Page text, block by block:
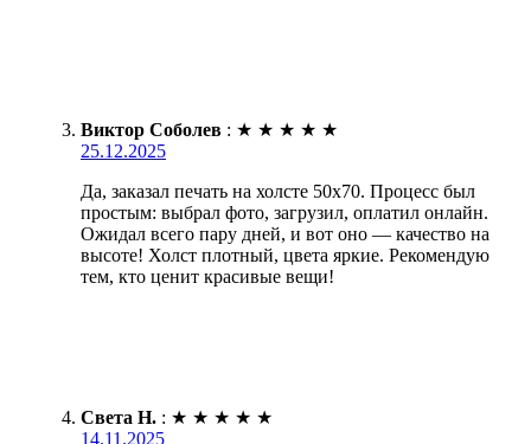
Виктор Соболев : ★ ★ ★ ★ ★
25.12.2025
Да, заказал печать на холсте 50х70. Процесс был
простым: выбрал фото, загрузил, оплатил онлайн.
Ожидал всего пару дней, и вот оно — качество на
высоте! Холст плотный, цвета яркие. Рекомендую
тем, кто ценит красивые вещи!
Света Н. : ★ ★ ★ ★ ★
14.11.2025